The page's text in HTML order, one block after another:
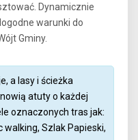
Dynamicznie
warunki do
Gminy.
a lasy i ścieżka
atuty o każdej
oznaczonych tras jak:
walking, Szlak Papieski,